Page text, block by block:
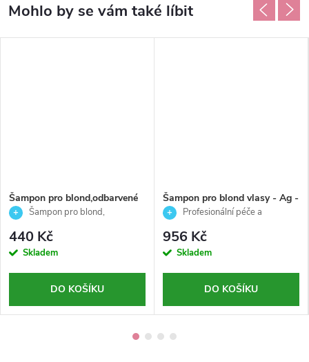
Šampon pro blond,odbarvené
a šedé vlasy - No Yellow -
Šampon pro blond,
440 Kč
Skladem
DO KOŠÍKU
Šampon pro blond vlasy - Ag -
Björk - 750ml
Profesionální péče a
blond vlasy
956 Kč
Skladem
DO KOŠÍKU